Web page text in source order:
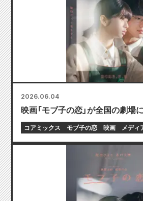
2026.06.04
映画「モブ子の恋」が全国の劇場
コアミックス モブ子の恋 映画 メディ